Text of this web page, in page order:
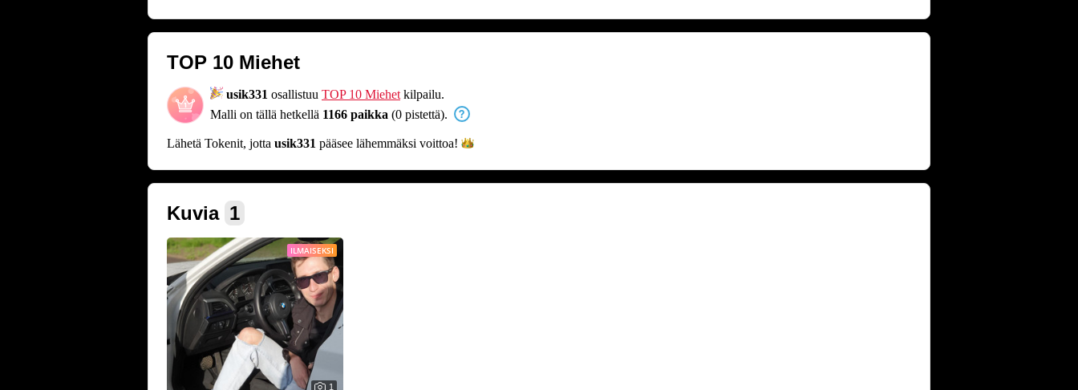
TOP 10 Miehet
usik331 osallistuu TOP 10 Miehet kilpailu.
Malli on tällä hetkellä 1166 paikka (0 pistettä).
Lähetä Tokenit, jotta usik331 pääsee lähemmäksi voittoa!
Kuvia 1
ILMAISEKSI
1